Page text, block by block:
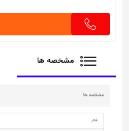
مشخصه ها
مشخصه ها
قطر